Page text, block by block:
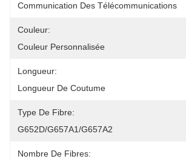
Communication Des Télécommunications
Couleur:
Couleur Personnalisée
Longueur:
Longueur De Coutume
Type De Fibre:
G652D/G657A1/G657A2
Nombre De Fibres: